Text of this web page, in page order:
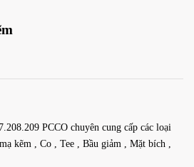
PCCO chuyên cung cấp các loại
kẽm , Co , Tee , Bầu giảm , Mặt bích ,